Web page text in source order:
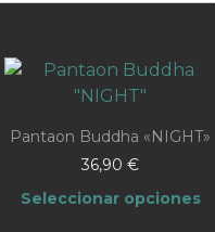
Pantaon Buddha «NIGHT»
36,90 €
Seleccionar opciones